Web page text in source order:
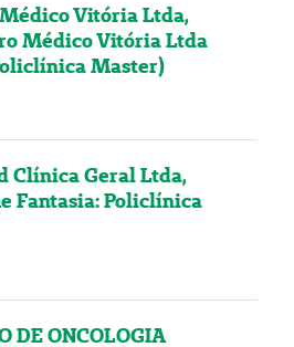
Vitória Ltda,
Médico Vitória Ltda
Master)
Clínica Geral Ltda,
Fantasia: Policlínica
DE ONCOLOGIA